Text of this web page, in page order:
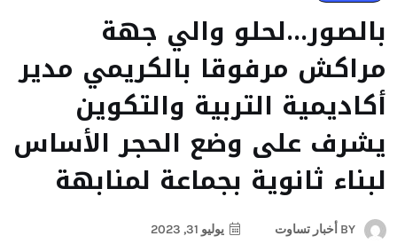
بالصور…لحلو والي جهة
مراكش مرفوقا بالكريمي مدير
أكاديمية التربية والتكوين
يشرف على وضع الحجر الأساس
لبناء ثانوية بجماعة لمنابهة
BY أخبار تساوت يوليو 31, 2023